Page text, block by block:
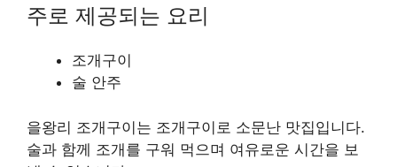
주로 제공되는 요리
조개구이
술 안주
을왕리 조개구이는 조개구이로 소문난 맛집입니다.
술과 함께 조개를 구워 먹으며 여유로운 시간을 보